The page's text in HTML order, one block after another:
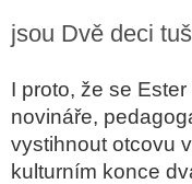
jsou Dvě deci
I proto, že se
novináře,
vystihnout otcovu
kulturním konce